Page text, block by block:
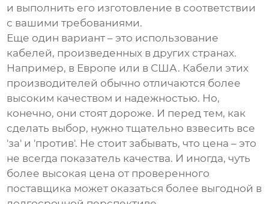
и выполнить его изготовление в соответствии
с вашими требованиями.
Еще один вариант – это использование
кабелей, произведенных в других странах.
Например, в Европе или в США. Кабели этих
производителей обычно отличаются более
высоким качеством и надежностью. Но,
конечно, они стоят дороже. И перед тем, как
сделать выбор, нужно тщательно взвесить все
'за' и 'против'. Не стоит забывать, что цена – это
не всегда показатель качества. И иногда, чуть
более высокая цена от проверенного
поставщика может оказаться более выгодной в